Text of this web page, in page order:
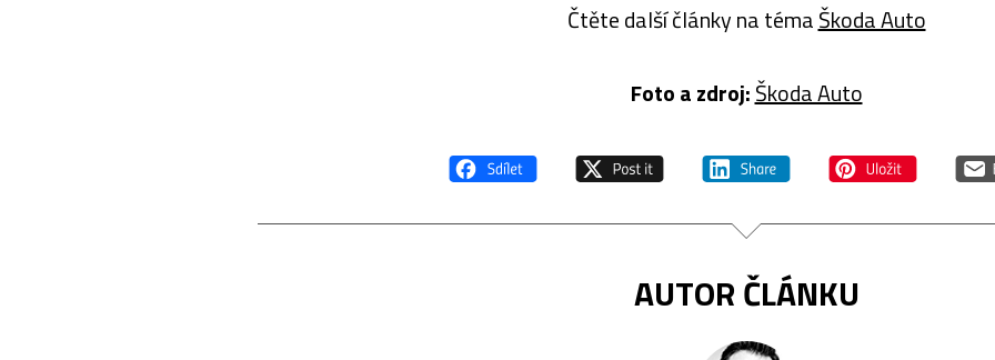
Čtěte další články na témaŠkoda Auto
Foto a zdroj:Škoda Auto
AUTOR ČLÁNKU